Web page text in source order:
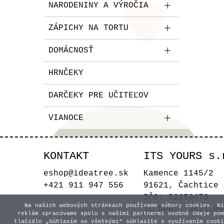
NARODENINY A VÝROČIA
ZÁPICHY NA TORTU
DOMÁCNOSŤ
HRNČEKY
DARČEKY PRE UČITEĽOV
VIANOCE
KONTAKT
eshop@ideatree.sk
+421 911 947 556
ITS YOURS
Kamence 1145/2
91621, Čachtice
IČO: 52253473
IČ DPH:
Na našich webových stránkach používame súbory
reklám spracúvame spolu s našimi partnermi osobné údaje
tlačidlo „Súhlasím so všetkými“ súhlasíte s využívaním